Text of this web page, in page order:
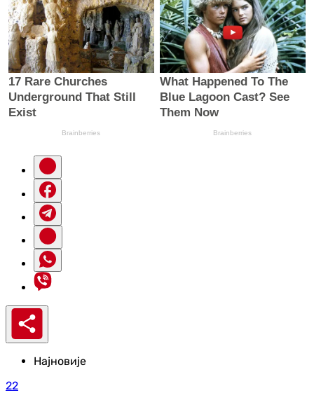
Најновије
22